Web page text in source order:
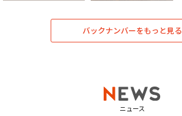
バックナンバーをもっと見る
ニュース